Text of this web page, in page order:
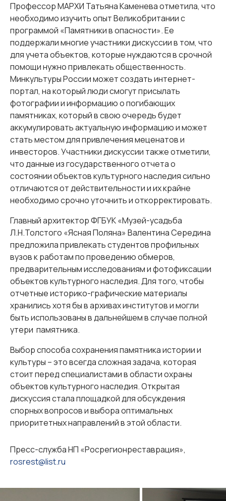
Профессор МАРХИ Татьяна Каменева отметила, что
необходимо изучить опыт Великобритании с
программой «Памятники в опасности». Ее
поддержали многие участники дискуссии в том, что
для учета объектов, которые нуждаются в срочной
помощи нужно привлекать общественность.
Минкультуры России может создать интернет-
портал, на который люди смогут присылать
фотографии и информацию о погибающих
памятниках, который в свою очередь будет
аккумулировать актуальную информацию и может
стать местом для привлечения меценатов и
инвесторов. Участники дискуссии также отметили,
что данные из государственного отчета о
состоянии объектов культурного наследия сильно
отличаются от действительности и их крайне
необходимо срочно уточнить и откорректировать.
Главный архитектор ФГБУК «Музей-усадьба
Л.Н.Толстого «Ясная Поляна» Валентина Середина
предложила привлекать студентов профильных
вузов к работам по проведению обмеров,
предварительным исследованиям и фотофиксации
объектов культурного наследия. Для того, чтобы
отчетные историко-графические материалы
хранились хотя бы в архивах институтов и могли
быть использованы в дальнейшем в случае полной
утери памятника.
Выбор способа сохранения памятника истории и
культуры – это всегда сложная задача, которая
стоит перед специалистами в области охраны
объектов культурного наследия. Открытая
дискуссия стала площадкой для обсуждения
спорных вопросов и выбора оптимальных
приоритетных направлений в этой области.
Пресс-служба НП «Росрегионреставрация»,
rosrest@list.ru